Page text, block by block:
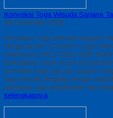
Konveksi Toga Wisuda Sarjana
28 Desember 2025
Konveksi Toga Wisuda Sarjana
Harga Grosir | Custom Logo
Indonesia | 0812-2282-1060
berkualitas untuk acara wisuda
konveksi toga wisuda sarjana
toga wisuda lengkap dengan
premium, dan pengerjaan rapi
selengkapnya